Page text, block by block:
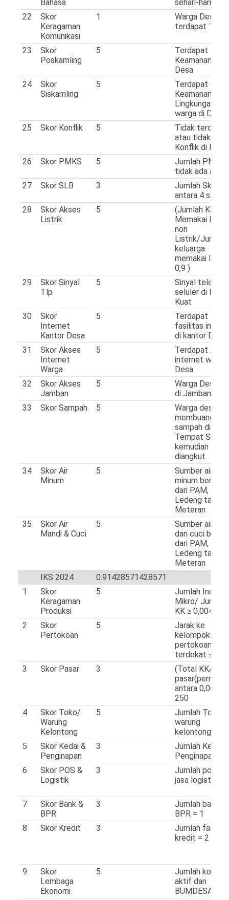
Bahasa
sehari-hari > 1
22
Skor
Keragaman
Komunikasi
1
Warga Desa
terdapat 1
23
Skor
Poskamling
5
Terdapat Pos
Keamanan di
Desa
24
Skor
Siskamling
5
Terdapat
Keamanan
Lingkungan
warga di Desa
25
Skor Konflik 5
Tidak terdapat
atau tidak ada
Konflik di Desa
26
Skor PMKS 5
Jumlah PMKS
tidak ada atau
27
Skor SLB 3
Jumlah Skor
antara 4 s.d 5
28
Skor Akses
Listrik
5
(Jumlah
Memakai
non
Listrik/Jumlah
keluarga
memakai
0,9 )
29
Skor Sinyal
Tlp
5
Sinyal telepon
seluler di Desa
Kuat
30
Skor
Internet
Kantor Desa
5
Terdapat
fasilitas
di kantor Desa
31
Skor Akses
Internet
Warga
5
Terdapat
internet warga
Desa
32
Skor Akses
Jamban
5
Warga Desa
di Jamban
33
Skor Sampah 5
Warga desa
membuang
sampah di
Tempat
kemudian
diangkut
34
Skor Air
Minum
5
Sumber air
minum berasal
dari PAM, Air
Ledeng tanpa
Meteran
35
Skor Air
Mandi & Cuci
5
Sumber air
dan cuci
dari PAM, Air
Ledeng tanpa
Meteran
IKS 2024
0.91428571428571
1
Skor
Keragaman
Produksi
5
Jumlah Industri
Mikro/ Jumlah
KK ≥ 0,004
2
Skor
Pertokoan
5
Jarak ke
kelompok
pertokoan
terdekat ≤ 7
3
Skor Pasar 3
(Total KK/
antara 0,001
250
4
Skor Toko/
Warung
Kelontong
5
Jumlah Toko
warung
kelontong > 3
5
Skor Kedai &
Penginapan
3
Jumlah Kedai
Penginapan = 1
6
Skor POS &
Logistik
3
Jumlah pos
jasa logistik =
7
Skor Bank &
BPR
3
Jumlah bank
BPR = 1
8
Skor Kredit 3
Jumlah
kredit = 2
9
Skor
Lembaga
Ekonomi
5
Jumlah
aktif dan
BUMDESA > 1